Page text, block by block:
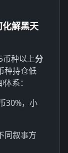
解黑天
种以上分
种持仓低
系：
30%，小
同叙事方